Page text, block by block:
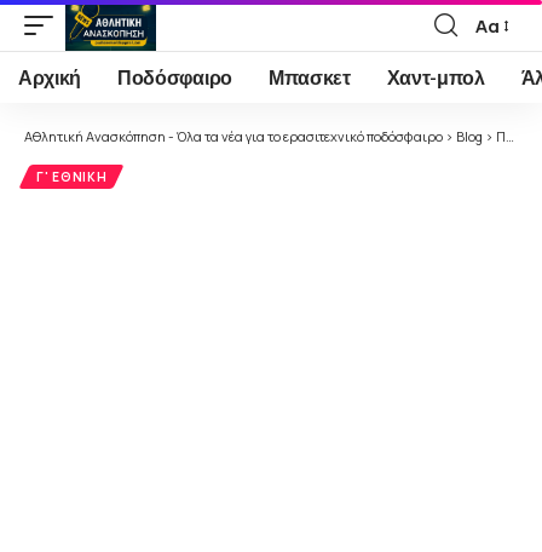
Font
Resizer
Αα
Αρχική Ποδόσφαιρο Μπασκετ Χαντ-μπολ
Αθλητική Ανασκόπηση - Όλα τα νέα για το ερασιτεχνικό ποδόσφαιρο > Blog > Ποδόσφαιρο
Γ' ΕΘΝΙΚΉ